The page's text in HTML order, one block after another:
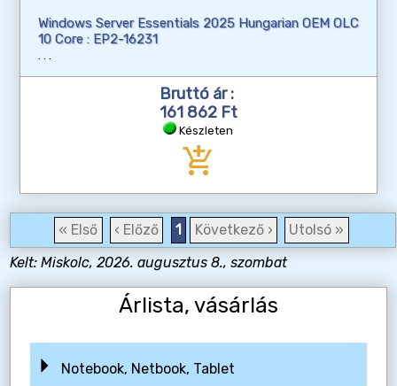
Windows Server Essentials 2025 Hungarian OEM OLC
10 Core : EP2-16231
Bruttó ár :
161 862 Ft
Készleten
add_shopping_cart
« Első ‹ Előző 1 Következő ›
Utolsó »
Kelt: Miskolc, 2026. augusztus 8., szombat
Árlista, vásárlás
Notebook, Netbook, Tablet